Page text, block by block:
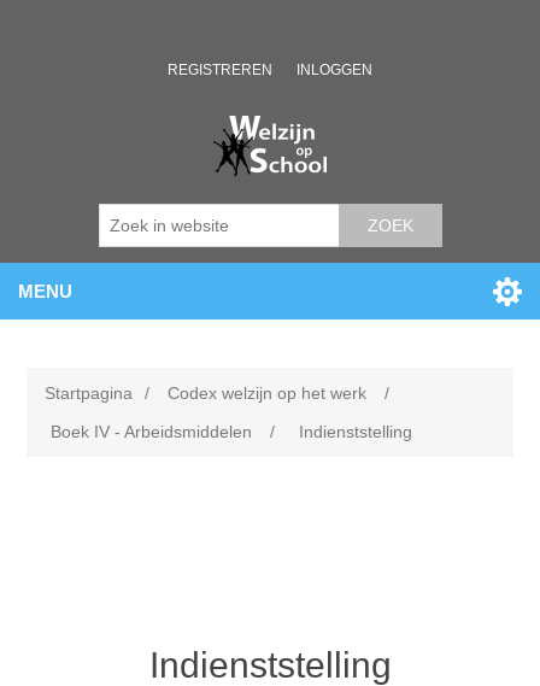
REGISTREREN INLOGGEN
ZOEK
MENU
Startpagina / Codex welzijn op het werk
/
Boek IV - Arbeidsmiddelen
/ Indienststelling
Indienststelling